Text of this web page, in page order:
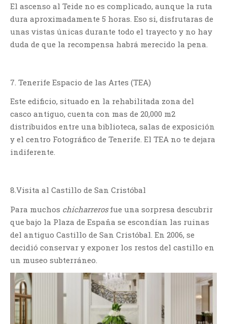
El ascenso al Teide no es complicado, aunque la ruta
dura aproximadamente 5 horas. Eso si, disfrutaras de
unas vistas únicas durante todo el trayecto y no hay
duda de que la recompensa habrá merecido la pena.
7. Tenerife Espacio de las Artes (TEA)
Este edificio, situado en la rehabilitada zona del
casco antiguo, cuenta con mas de 20,000 m2
distribuidos entre una biblioteca, salas de exposición
y el centro Fotográfico de Tenerife. El TEA no te dejara
indiferente.
8.Visita al Castillo de San Cristóbal
Para muchos chicharrerosfue una sorpresa descubrir
que bajo la Plaza de España se escondían las ruinas
del antiguo Castillo de San Cristóbal. En 2006, se
decidió conservar y exponer los restos del castillo en
un museo subterráneo.